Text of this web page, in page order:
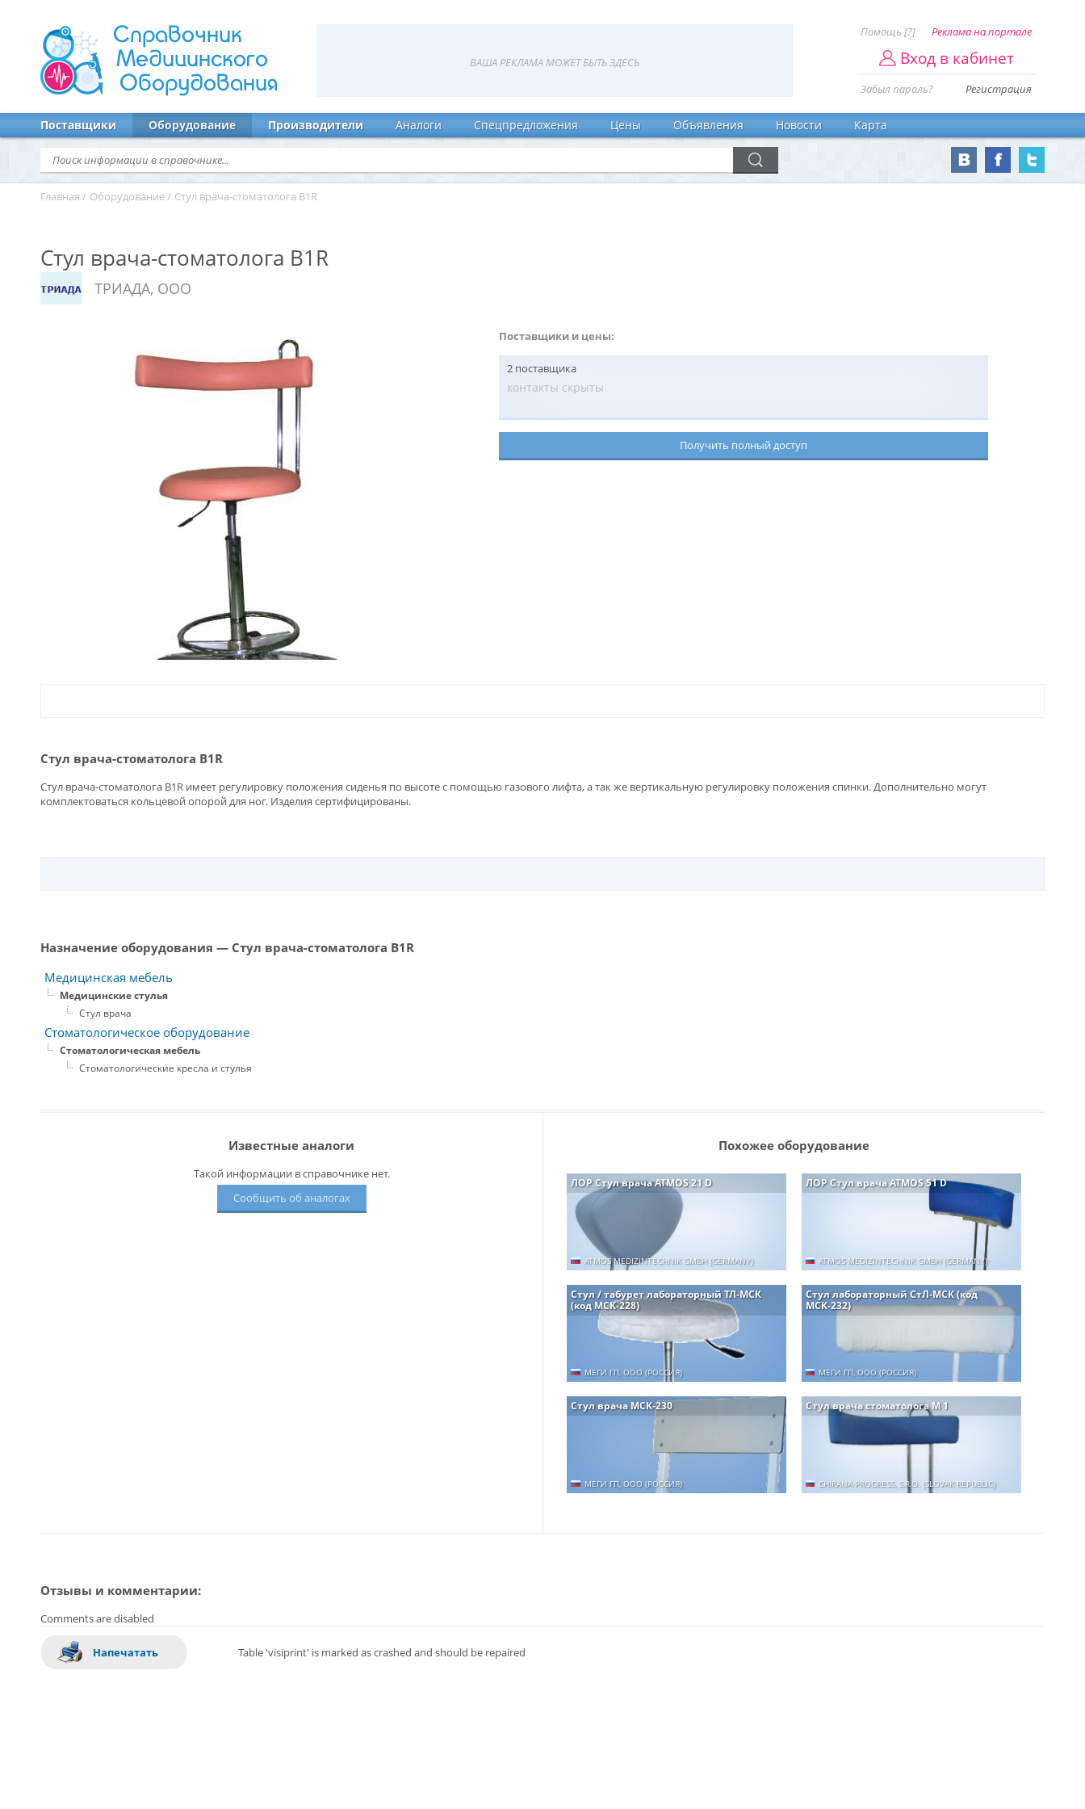
Справочник
Медицинского
Оборудования
Помощь [?] Реклама на портале
Вход в кабинет
Забыл пароль? Регистрация
Поставщики Оборудование Производители Аналоги Спецпредложения Цены Объявления Новости Карта
Главная / Оборудование / Стул врача-стоматолога В1R
Стул врача-стоматолога В1R
ТРИАДА, ООО
Поставщики и цены:
2 поставщика
контакты скрыты
Получить полный доступ
Стул врача-стоматолога В1R
Стул врача-стоматолога В1R имеет регулировку положения сиденья по высоте с помощью газового лифта, а так же вертикальную регулировку положения спинки. Дополнительно могут
комплектоваться кольцевой опорой для ног. Изделия сертифицированы.
Назначение оборудования — Стул врача-стоматолога В1R
Медицинская мебель
Медицинские стулья
Стул врача
Стоматологическое оборудование
Стоматологическая мебель
Стоматологические кресла и стулья
Известные аналоги
Такой информации в справочнике нет.
Сообщить об аналогах
Похожее оборудование
ЛОР Стул врача ATMOS 21 D
ATMOS MEDIZINTECHNIK GMBH (GERMANY)
ЛОР Стул врача ATMOS 51 D
ATMOS MEDIZINTECHNIK GMBH (GERMANY)
Стул / табурет лабораторный ТЛ-МСК
(код МСК-228)
МЕГИ ГП, ООО (РОССИЯ)
Стул лабораторный СтЛ-МСК (код
МСК-232)
МЕГИ ГП, ООО (РОССИЯ)
Стул врача МСК-230
МЕГИ ГП, ООО (РОССИЯ)
Стул врача стоматолога M 1
CHIRANA PROGRESS, S.R.O. (SLOVAK REPUBLIC)
Отзывы и комментарии:
Comments are disabled
Напечатать Table 'visiprint' is marked as crashed and should be repaired